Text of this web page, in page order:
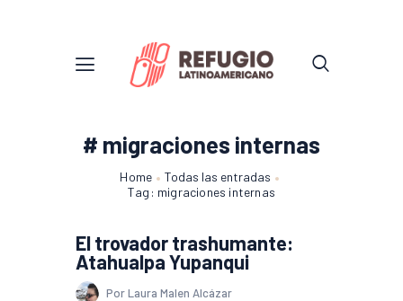
# migraciones internas
Home
Todas las entradas
Tag: migraciones internas
El trovador trashumante:
Atahualpa Yupanqui
Por Laura Malen Alcázar